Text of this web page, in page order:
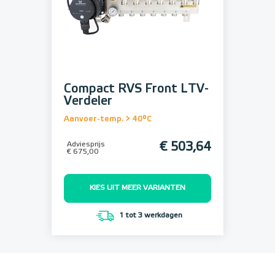
Compact RVS Front LTV-
Verdeler
Aanvoer-temp. > 40°C
Adviesprijs
€ 675,00
€ 503,64
KIES UIT MEER VARIANTEN
1 tot 3 werkdagen